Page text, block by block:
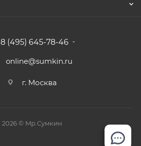
8 (495) 645-78-46
online@sumkin.ru
г. Москва
2026 © Mр.Сумкин